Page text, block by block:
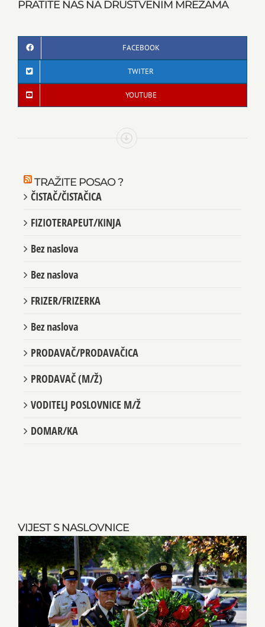
VIJEST S NASLOVNICE
PRATITE NAS NA DRUŠTVENIM MREŽAMA
FACEBOOK
TWITER
YOUTUBE
TRAŽITE POSAO ?
ČISTAČ/ČISTAČICA
FIZIOTERAPEUT/KINJA
Bez naslova
Bez naslova
FRIZER/FRIZERKA
Bez naslova
PRODAVAČ/PRODAVAČICA
PRODAVAČ (M/Ž)
VODITELJ POSLOVNICE M/Ž
DOMAR/KA